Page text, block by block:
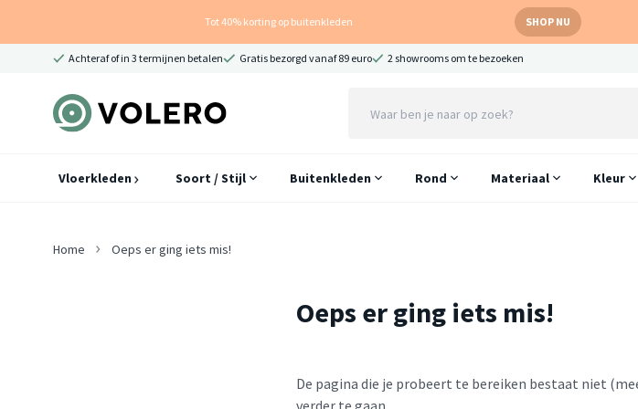
Tot 40% korting op buitenkleden SHOP NU
Achteraf of in 3 termijnen betalen Gratis bezorgd vanaf 89 euro 2 showrooms om te bezoeken
Vloerkleden Soort / Stijl Buitenkleden Rond Materiaal Kleur
Home Oeps er ging iets mis!
Oeps er ging iets mis!
De pagina die je probeert te bereiken bestaat niet
verder te gaan.